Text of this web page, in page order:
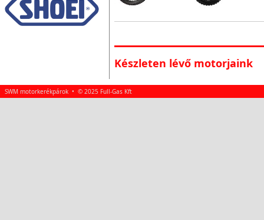
Készleten lévő motorjaink
SWM motorkerékpárok • © 2025 Full-Gas Kft